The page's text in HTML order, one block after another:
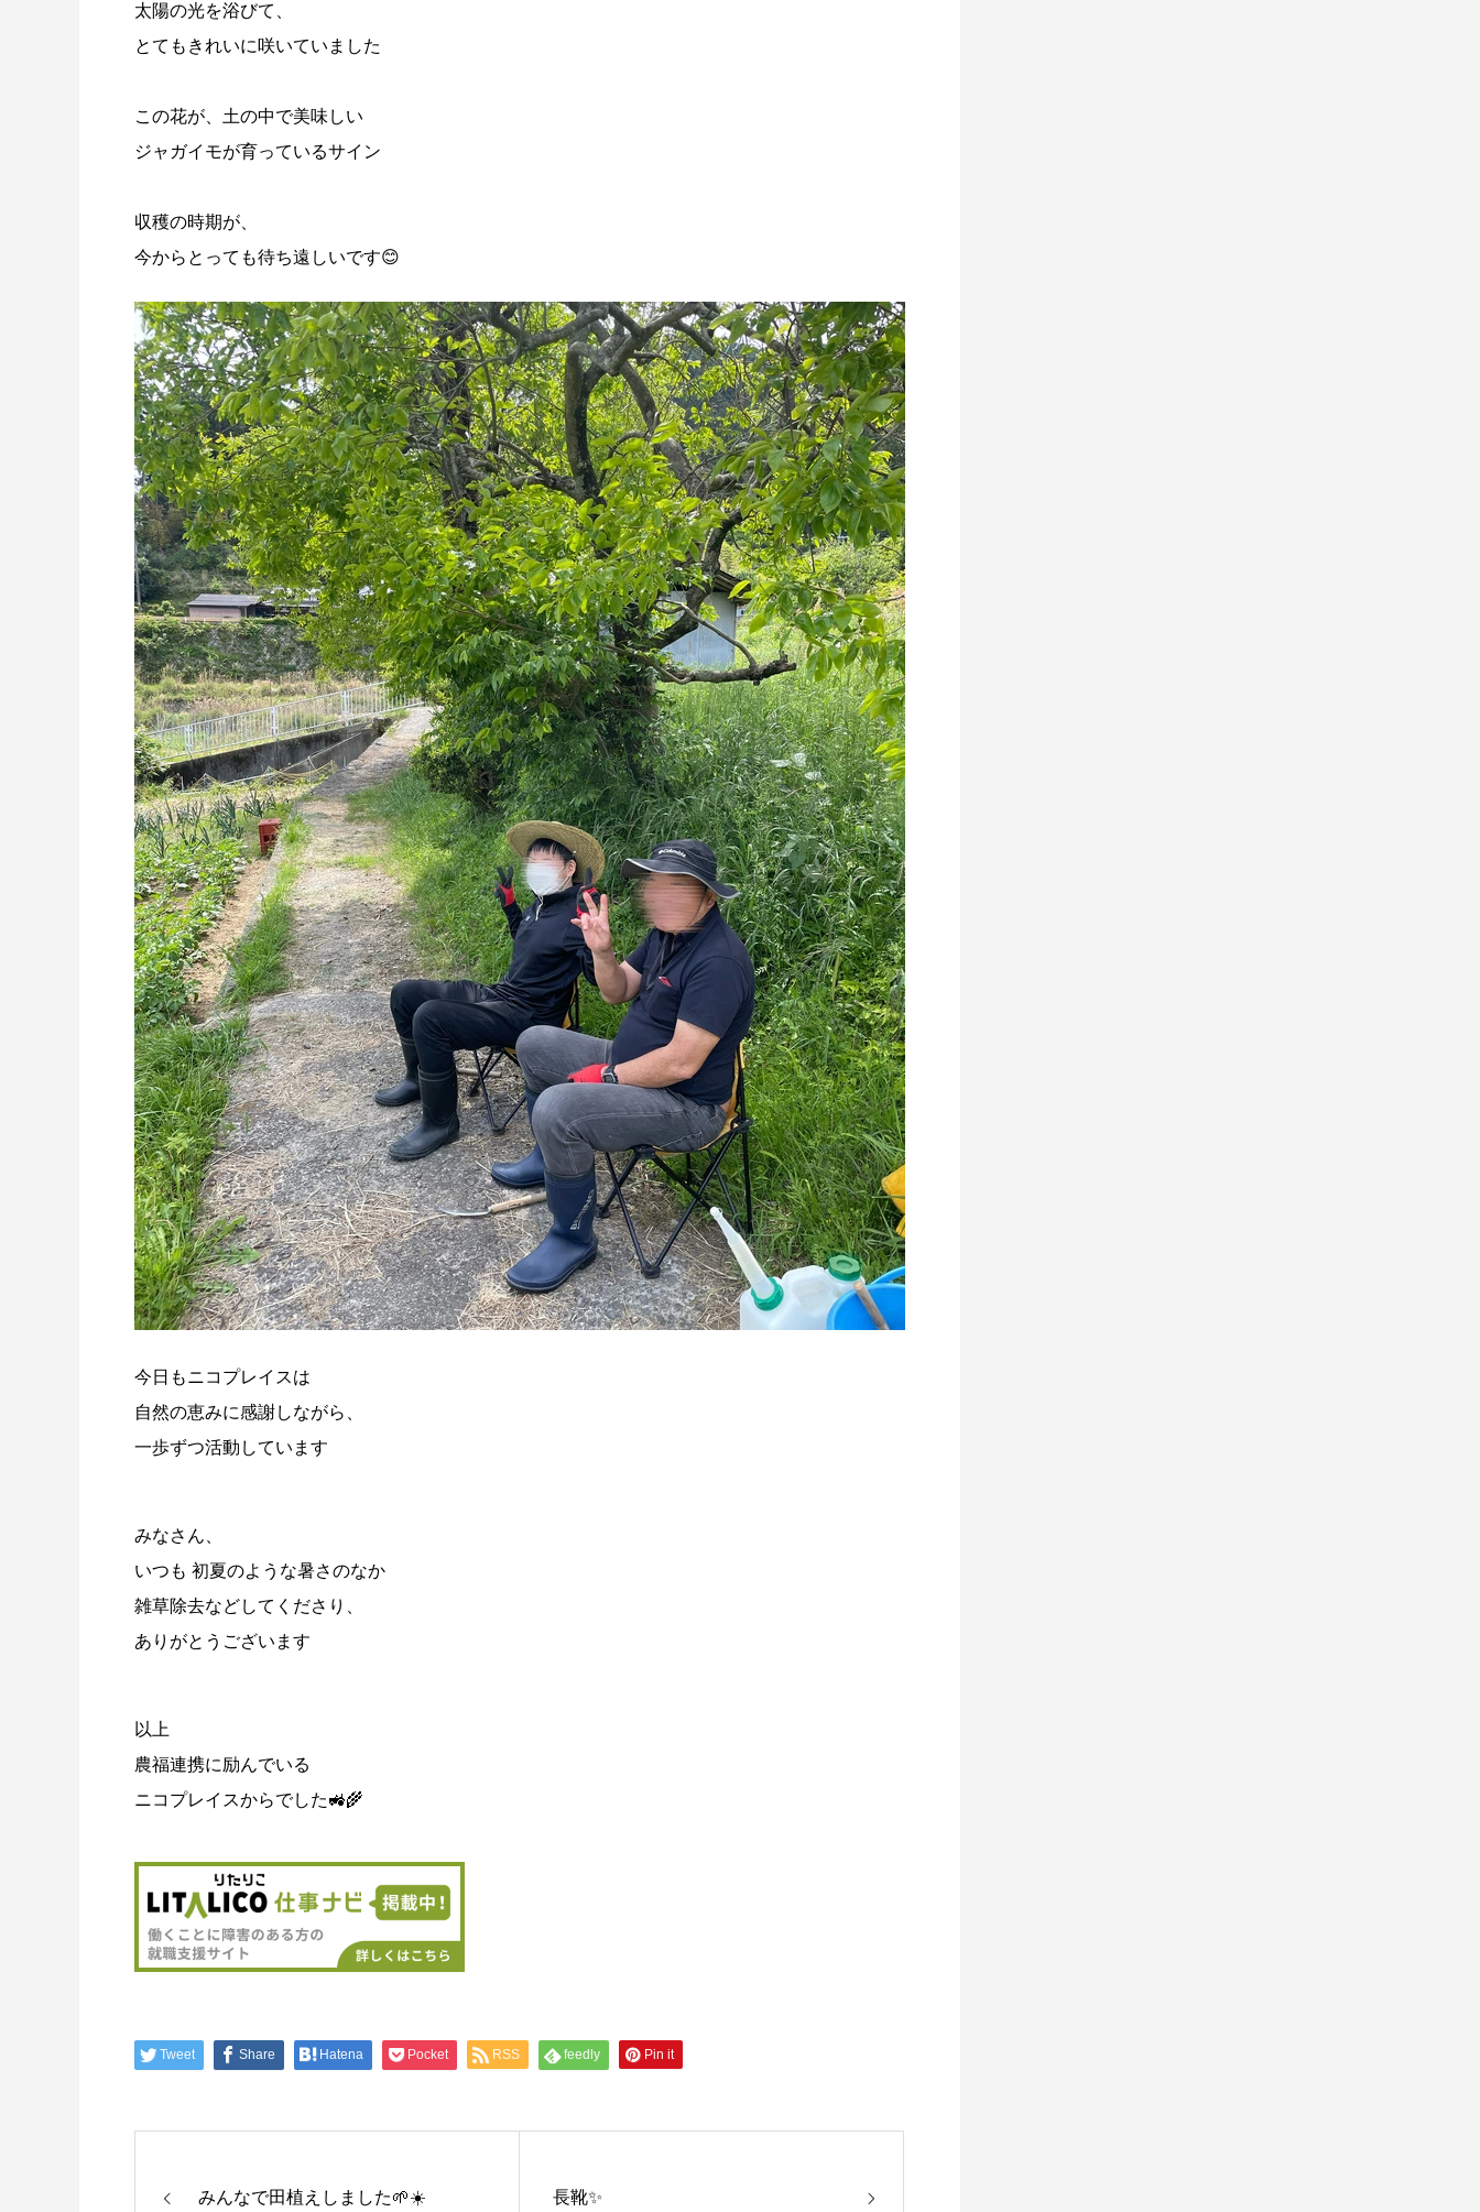
太陽の光を浴びて、
とてもきれいに咲いていました
この花が、土の中で美味しい
ジャガイモが育っているサイン
収穫の時期が、
今からとっても待ち遠しいです😊
今日もニコプレイスは
自然の恵みに感謝しながら、
一歩ずつ活動しています
みなさん、
いつも 初夏のような暑さのなか
雑草除去などしてくださり、
ありがとうございます
以上
農福連携に励んでいる
ニコプレイスからでした🚜🌾
Tweet Share Hatena Pocket RSS feedly Pin it
みんなで田植えしました🌱☀️ 長靴✨